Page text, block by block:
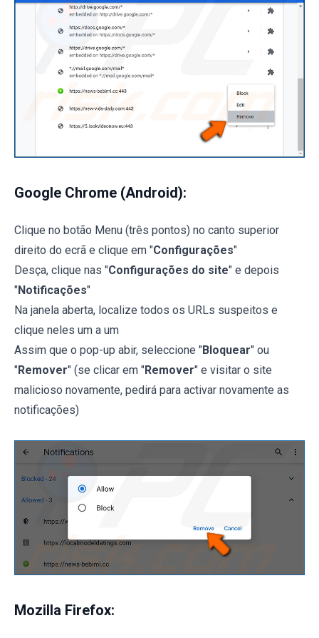
Google Chrome (Android):
Clique no botão Menu (três pontos) no canto superior
direito do ecrã e clique em "Configurações"
Desça, clique nas "Configurações do site" e depois
"Notificações"
Na janela aberta, localize todos os URLs suspeitos e
clique neles um a um
Assim que o pop-up abir, seleccione "Bloquear" ou
"Remover" (se clicar em "Remover" e visitar o site
malicioso novamente, pedirá para activar novamente as
notificações)
Mozilla Firefox: